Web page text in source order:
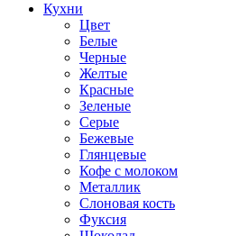
Кухни
Цвет
Белые
Черные
Желтые
Красные
Зеленые
Серые
Бежевые
Глянцевые
Кофе с молоком
Металлик
Слоновая кость
Фуксия